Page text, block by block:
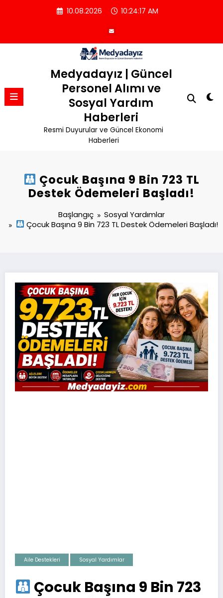
10.08.2026 10:24:17 AM
Medyadayız | Güncel
Personel Alımı ve
Sosyal Yardım
Haberleri
Resmi Duyurular ve Güncel Ekonomi
Haberleri
Çocuk Başına 9 Bin 723 TL
Destek Ödemeleri Başladı!
Başlangıç
Sosyal Yardımlar
Çocuk Başına 9 Bin 723 TL Destek Ödemeleri Başladı!
Aile Destekleri Sosyal Yardımlar
Çocuk Başına 9 Bin 723